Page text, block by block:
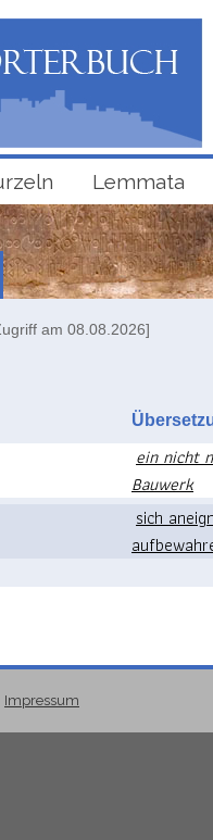
Lemmata
am 08.08.2026]
ein nicht
Bauwerk
sich
Impressum